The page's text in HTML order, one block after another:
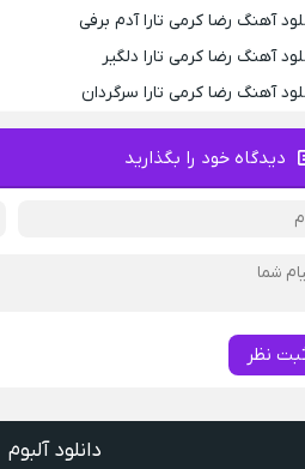
آهنگ رضا کرمی تارا آدم برفی
آهنگ رضا کرمی تارا دلگیر
آهنگ رضا کرمی تارا سرگردان
دیدگاه خود را بگذارید
نظر
دانلود آلبوم